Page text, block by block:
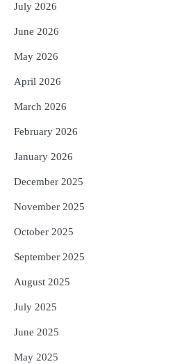
5
July 2026
June 2026
May 2026
April 2026
March 2026
February 2026
January 2026
December 2025
November 2025
October 2025
September 2025
August 2025
July 2025
June 2025
May 2025